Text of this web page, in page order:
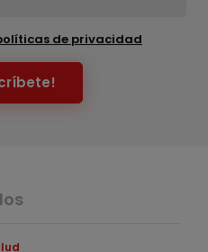
de privacidad